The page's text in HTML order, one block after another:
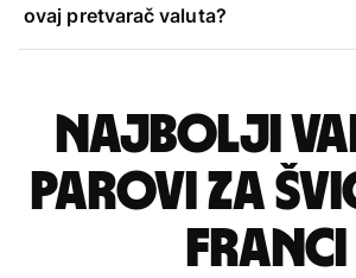
ovaj pretvarač valuta?
Najbolji
parovi za
franci